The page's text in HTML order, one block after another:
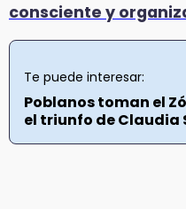
consciente y
Te puede interesar:
Poblanos toman el
el triunfo de Claudia